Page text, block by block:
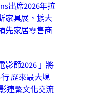
出席2026年拉
家具展，擴大
先家居零售商
影節2026 」將
歷來最大規
連繫文化交流